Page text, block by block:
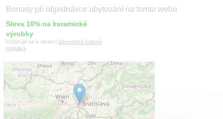
Bonusy při objednávce ubytování na tomto webu
Sleva 10% na keramické
výrobky
Vztahuje se k atrakci Slovenská ľudová
majolika